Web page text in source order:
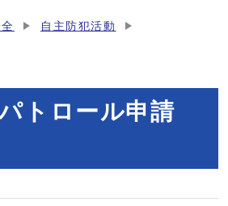
自主防犯活動
トロール申請